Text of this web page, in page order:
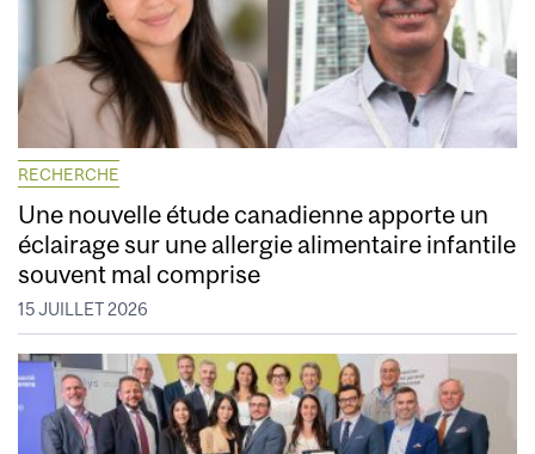
RECHERCHE
Une nouvelle étude canadienne apporte un
éclairage sur une allergie alimentaire infantile
souvent mal comprise
15 JUILLET 2026